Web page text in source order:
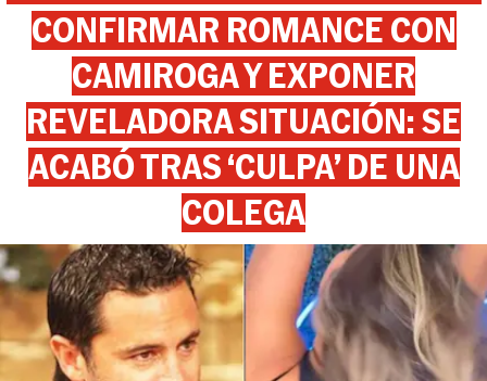
CONFIRMAR ROMANCE CON
CAMIROGA Y EXPONER
REVELADORA SITUACIÓN: SE
ACABÓ TRAS ‘CULPA’ DE UNA
COLEGA